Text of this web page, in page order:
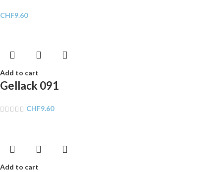
CHF9.60
Add to cart
Gellack 091
CHF9.60
Add to cart